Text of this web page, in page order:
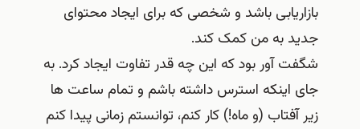
بازاریابی باشد و شخصی که برای ایجاد محتوای
جدید به من کمک کند.
شگفت آور بود که این چه قدر تفاوت ایجاد کرد. به
جای اینکه استرس داشته باشم و تمام ساعت ها
زیر آفتاب (و ماه!) کار کنم، توانستم زمانی پیدا کنم